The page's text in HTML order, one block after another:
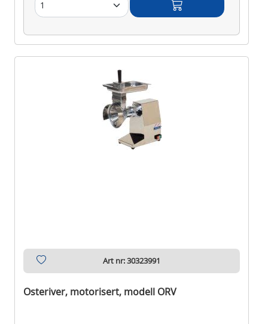
Art nr: 30323991
Osteriver, motorisert, modell ORV